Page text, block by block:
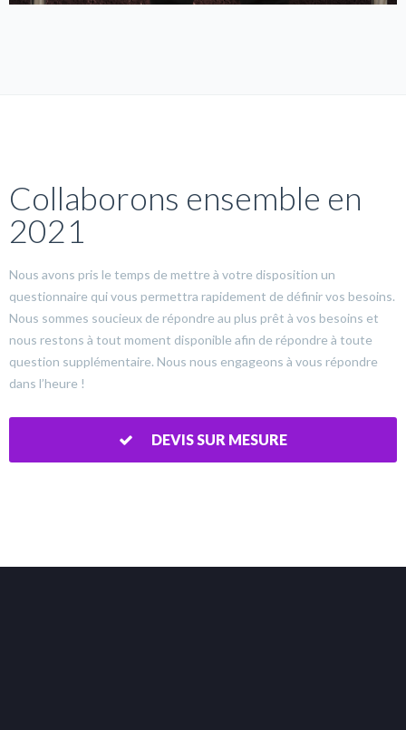
Collaborons ensemble en
2021
Nous avons pris le temps de mettre à votre disposition un
questionnaire qui vous permettra rapidement de définir vos besoins.
Nous sommes soucieux de répondre au plus prêt à vos besoins et
nous restons à tout moment disponible afin de répondre à toute
question supplémentaire. Nous nous engageons à vous répondre
dans l’heure !
DEVIS SUR MESURE